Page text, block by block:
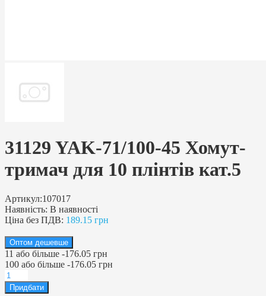
31129 YAK-71/100-45 Хомут-
тримач для 10 плінтів кат.5
Артикул:107017
Наявність: В наявності
Ціна без ПДВ: 189.15 грн
Оптом дешевше
11 або більше -176.05 грн
100 або більше -176.05 грн